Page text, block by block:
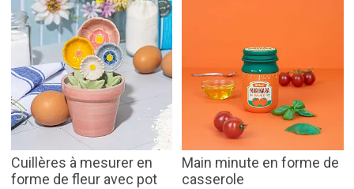
Cuillères à mesurer en
forme de fleur avec pot
Main minute en forme de
casserole